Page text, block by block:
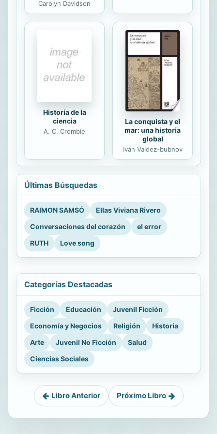
Carolyn Davidson
Historia de la
ciencia
A. C. Crombie
La conquista y el
mar: una historia
global
Iván Valdez-bubnov
Últimas Búsquedas
RAIMON SAMSÓ
Ellas Viviana Rivero
Conversaciones del corazón
el error
RUTH
Love song
Categorías Destacadas
Ficción Educación
Juvenil Ficción
Economía y Negocios
Religión
Historia
Arte
Juvenil No Ficción
Salud
Ciencias Sociales
Libro Anterior Próximo Libro